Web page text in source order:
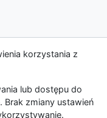
korzystania z
lub dostępu do
Brak zmiany ustawień